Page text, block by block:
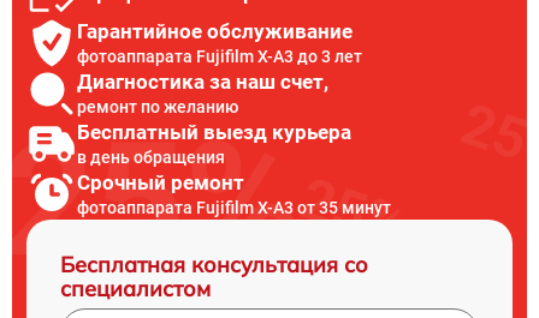
Гарантийное обслуживание
фотоаппарата Fujifilm X-A3 до 3 лет
Диагностика за наш счет,
ремонт по желанию
Бесплатный выезд курьера
в день обращения
Срочный ремонт
фотоаппарата Fujifilm X-A3 от 35 минут
Бесплатная консультация со
специалистом